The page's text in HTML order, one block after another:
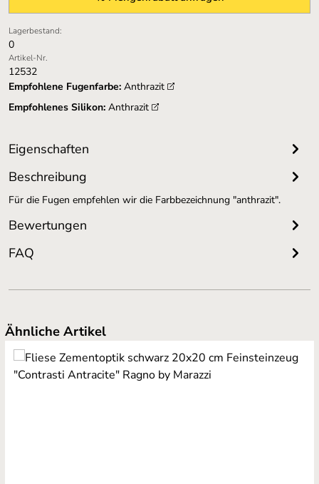
Lagerbestand:
0
Artikel-Nr.
12532
Empfohlene Fugenfarbe: Anthrazit
Empfohlenes Silikon: Anthrazit
Eigenschaften
Beschreibung
Für die Fugen empfehlen wir die Farbbezeichnung "anthrazit".
Bewertungen
FAQ
Produktgalerie überspringen
Ähnliche Artikel